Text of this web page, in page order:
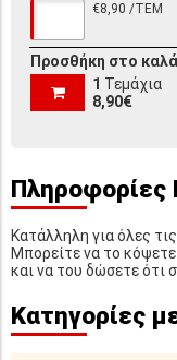
€8,90 /ΤΕΜ
Προσθήκη στο
1 Τεμάχια
8,90€
Πληροφορίες
Κατάλληλη για όλες
Μπορείτε να το
και να του δώσετε ότι
Κατηγορίες